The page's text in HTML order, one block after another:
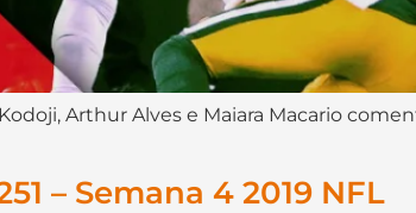
Arthur Alves e Maiara Macario
– Semana 4 2019 NFL